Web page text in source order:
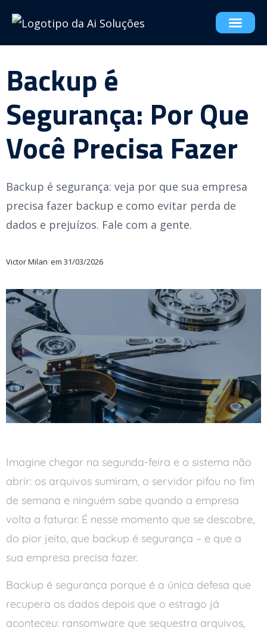
Backup é
Segurança: Por Que
Você Precisa Fazer
Backup é segurança: veja por que sua empresa
precisa fazer backup e como evitar perda de
dados e prejuízos. Fale com a gente.
Victor Milan em 31/03/2026
Imagine chegar na segunda-feira e o sistema não
abrir: os arquivos sumiram, o servidor pifou no fim
de semana e ninguém sabe quando a empresa
volta a faturar. É nesse momento que se descobre,
do pior jeito, que backup é segurança – e que a
sua empresa precisa fazer.
Backup é segurança porque é a única defesa que
recupera os dados depois que o estrago já
aconteceu: ransomware que sequestra arquivos,